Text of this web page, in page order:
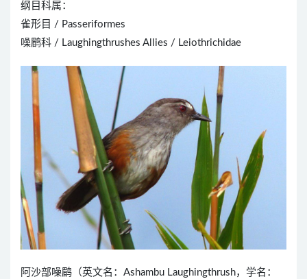
纲目科属：
雀形目 / Passeriformes
噪鹛科 / Laughingthrushes Allies / Leiothrichidae
阿沙部噪鹛（英文名：Ashambu Laughingthrush，学名：